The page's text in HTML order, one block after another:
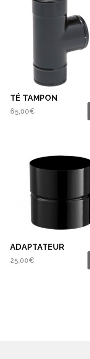
TÉ TAMPON
65,00€
ADAPTATEUR
25,00€